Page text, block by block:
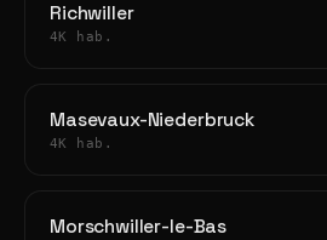
Richwiller
4K hab.
Masevaux-Niederbruck
4K hab.
Morschwiller-le-Bas